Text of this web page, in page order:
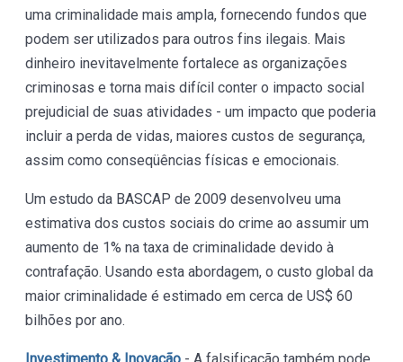
uma criminalidade mais ampla, fornecendo fundos que
podem ser utilizados para outros fins ilegais. Mais
dinheiro inevitavelmente fortalece as organizações
criminosas e torna mais difícil conter o impacto social
prejudicial de suas atividades - um impacto que poderia
incluir a perda de vidas, maiores custos de segurança,
assim como conseqüências físicas e emocionais.
Um estudo da BASCAP de 2009 desenvolveu uma
estimativa dos custos sociais do crime ao assumir um
aumento de 1% na taxa de criminalidade devido à
contrafação. Usando esta abordagem, o custo global da
maior criminalidade é estimado em cerca de US$ 60
bilhões por ano.